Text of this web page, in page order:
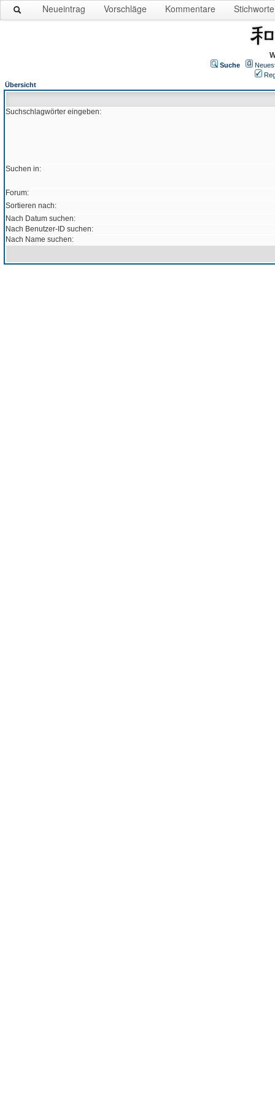
Neueintrag Vorschläge Kommentare Stichworte
Suche
Übersicht
Suchschlagwörter eingeben:
Suchen in:
Forum:
Sortieren nach:
Nach Datum suchen:
Nach Benutzer-ID suchen:
Nach Name suchen: